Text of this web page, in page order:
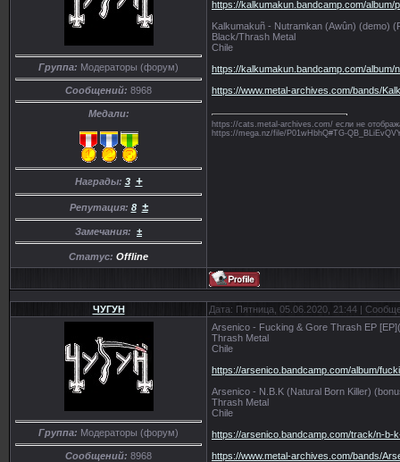
Группа: Модераторы (форум)
Сообщений: 8968
Медали:
Награды: 3 +
Репутация: 8 ±
Замечания: ±
Статус: Offline
https://kalkumakun.bandcamp.com/album/
Kalkumakuñ - Nutramkan (Awûn) (demo)
Black/Thrash Metal
Chile
https://kalkumakun.bandcamp.com/album/
https://www.metal-archives.com/bands/
https://cats.metal-archives.com/ если не
https://mega.nz/file/P01wHbhQ#TG-
ЧУГУН Дата: Пятница, 05.06.2020, 21:44 |
Группа: Модераторы (форум)
Сообщений: 8968
Arsenico - Fucking & Gore Thrash EP
Thrash Metal
Chile
https://arsenico.bandcamp.com/album/
Arsenico - N.B.K (Natural Born Killer)
Thrash Metal
Chile
https://arsenico.bandcamp.com/track/n-b-
https://www.metal-archives.com/bands/